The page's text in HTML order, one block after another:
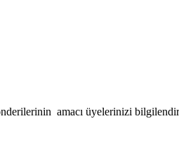
amacı üyelerinizi